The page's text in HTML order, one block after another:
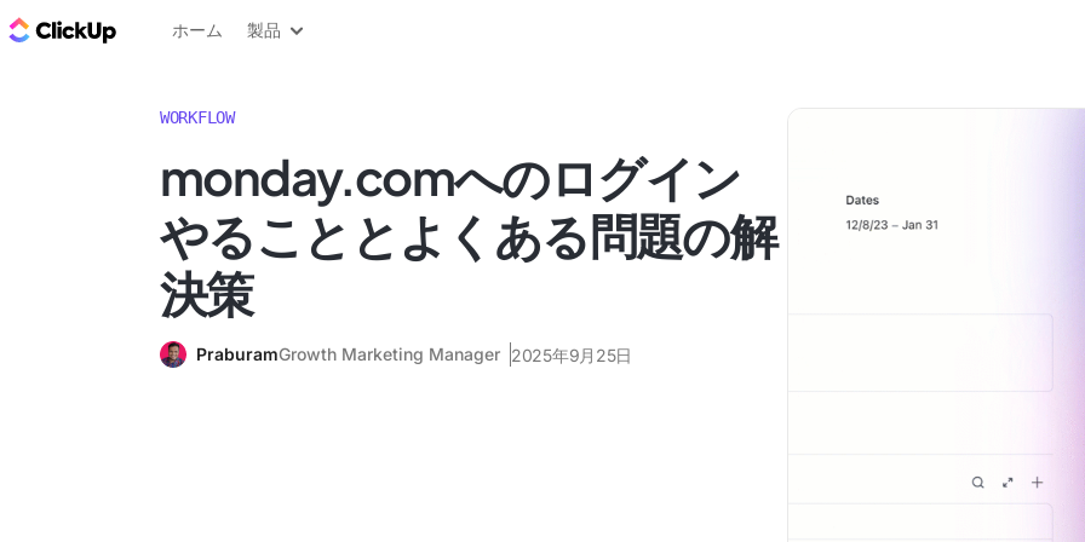
ClickUp ブログ
ホーム 製品
WORKFLOW
monday.comへのログイン
やることとよくある問題の解
決策
PraburamGrowth Marketing Manager 2025年9月25日